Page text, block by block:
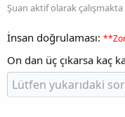
Şuan aktif olarak
İnsan doğrulaması
On dan üç çıkarsa kaç